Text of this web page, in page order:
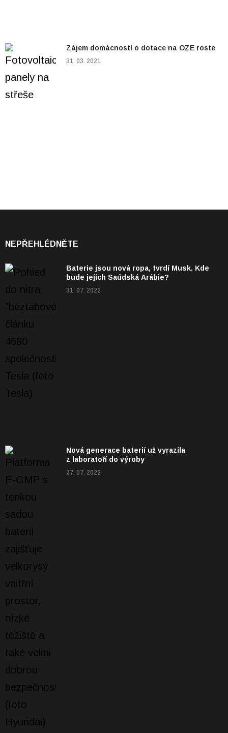
Zájem domácností o dotace na OZE roste
31. 03. 2021
NEPŘEHLÉDNĚTE
Baterie jsou nová ropa, tvrdí Musk. Kde
bude jejich Saúdská Arábie?
31. 07. 2022
Nová generace baterií už vyrazila
z laboratoří do výroby
27. 07. 2022